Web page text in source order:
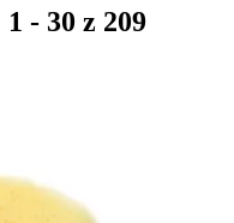
- 30 z 209